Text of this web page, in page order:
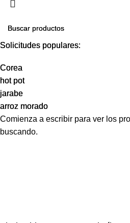
Solicitudes populares:
Corea
hot pot
jarabe
arroz morado
Solicitudes populares:
Corea
hot pot
jarabe
arroz morado
Comienza a escribir para ver los
buscando.